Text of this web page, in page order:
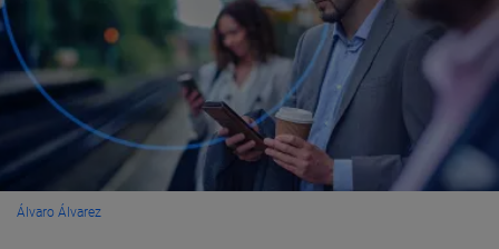
Álvaro Álvarez